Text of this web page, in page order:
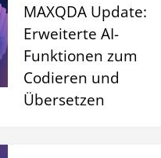
MAXQDA Update:
Erweiterte AI-
Funktionen zum
Codieren und
Übersetzen